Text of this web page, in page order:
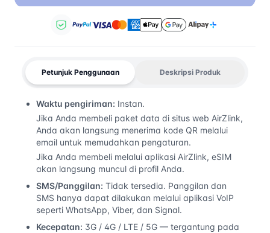
Petunjuk Penggunaan Deskripsi Produk
Waktu pengiriman: Instan.
Jika Anda membeli paket data di situs web AirZlink,
Anda akan langsung menerima kode QR melalui
email untuk memudahkan pengaturan.
Jika Anda membeli melalui aplikasi AirZlink, eSIM
akan langsung muncul di profil Anda.
SMS/Panggilan: Tidak tersedia. Panggilan dan
SMS hanya dapat dilakukan melalui aplikasi VoIP
seperti WhatsApp, Viber, dan Signal.
Kecepatan: 3G / 4G / LTE / 5G — tergantung pada